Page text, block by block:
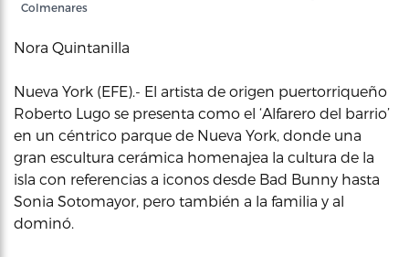
Colmenares
Nora Quintanilla
Nueva York (EFE).- El artista de origen puertorriqueño
Roberto Lugo se presenta como el ‘Alfarero del barrio’
en un céntrico parque de Nueva York, donde una
gran escultura cerámica homenajea la cultura de la
isla con referencias a iconos desde Bad Bunny hasta
Sonia Sotomayor, pero también a la familia y al
dominó.